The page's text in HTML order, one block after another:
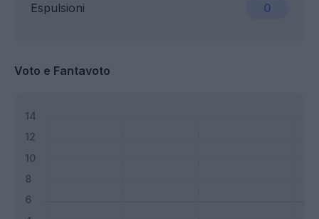
Espulsioni 0
Voto e Fantavoto